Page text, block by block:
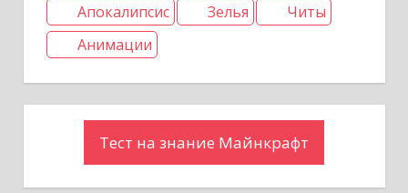
Апокалипсис
Зелья
Читы
Анимации
Тест на знание Майнкрафт